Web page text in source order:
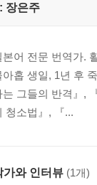
장은주
본어 전문 번역가.
아홉 생일, 1년 후
는 그들의 반격』,
청소법』, 『...
가와 인터뷰 (1개)